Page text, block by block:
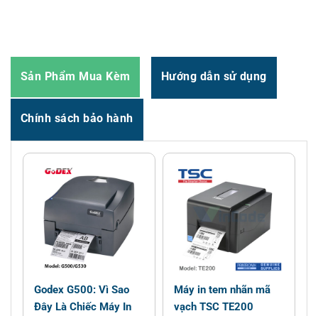
Sản Phẩm Mua Kèm Hướng dẫn sử dụng
Chính sách bảo hành
Godex G500: Vì Sao
Đây Là Chiếc Máy In
Máy in tem nhãn mã
vạch TSC TE200